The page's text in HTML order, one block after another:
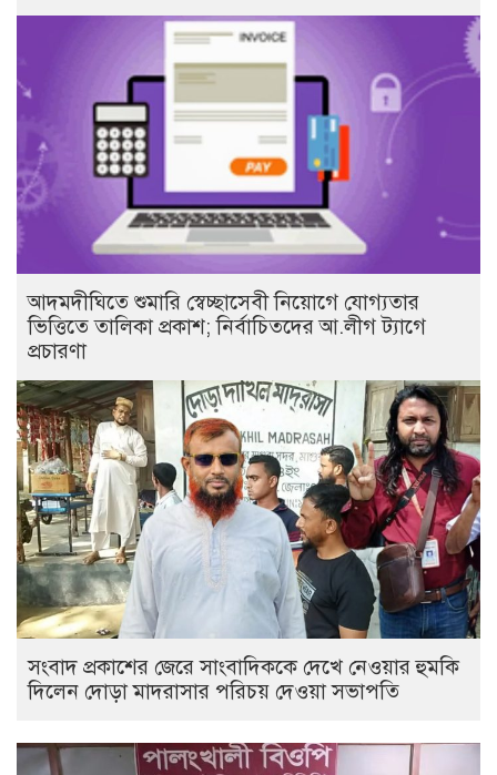
আদমদীঘিতে শুমারি স্বেচ্ছাসেবী নিয়োগে যোগ্যতার
ভিত্তিতে তালিকা প্রকাশ; নির্বাচিতদের আ.লীগ ট্যাগে
প্রচারণা
সংবাদ প্রকাশের জেরে সাংবাদিককে দেখে নেওয়ার হুমকি
দিলেন দোড়া মাদরাসার পরিচয় দেওয়া সভাপতি